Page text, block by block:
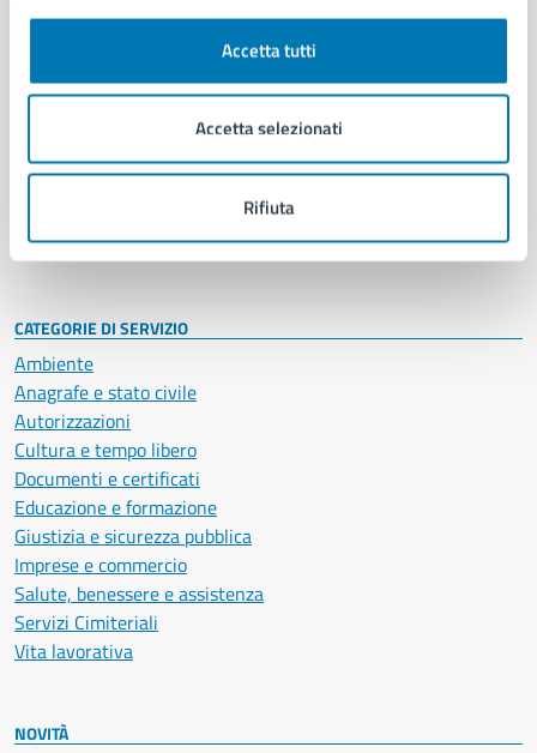
Accetta tutti
Accetta selezionati
Rifiuta
Aree amministrative
Uffici
Politici
Intranet, posta aziendale e protocollo
CATEGORIE DI SERVIZIO
Ambiente
Anagrafe e stato civile
Autorizzazioni
Cultura e tempo libero
Documenti e certificati
Educazione e formazione
Giustizia e sicurezza pubblica
Imprese e commercio
Salute, benessere e assistenza
Servizi Cimiteriali
Vita lavorativa
NOVITÀ